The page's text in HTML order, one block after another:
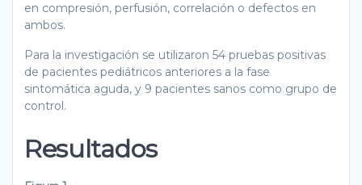
en compresión, perfusión, correlación o defectos en
ambos.
Para la investigación se utilizaron 54 pruebas positivas
de pacientes pediátricos anteriores a la fase
sintomática aguda, y 9 pacientes sanos como grupo de
control.
Resultados